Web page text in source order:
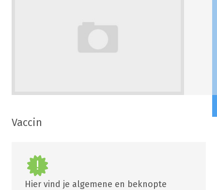
Vaccin
Hier vind je algemene en beknopte